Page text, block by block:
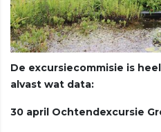
De excursiecommisie is
alvast wat data:
30 april Ochtendexcursie